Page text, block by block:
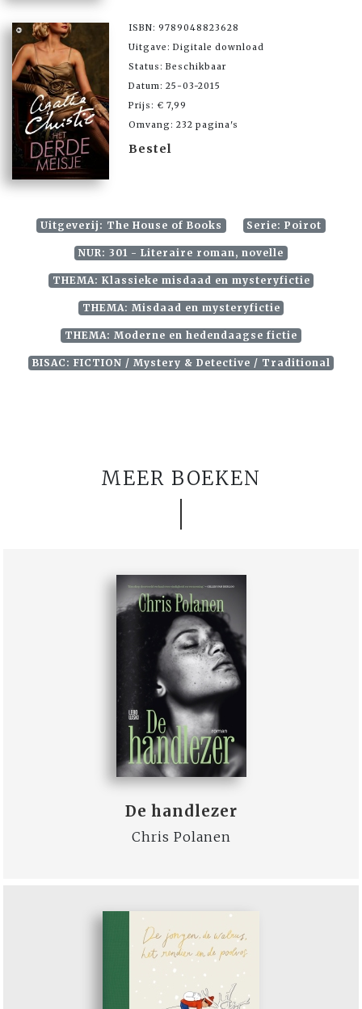
ISBN: 9789048823628
Uitgave: Digitale download
Status: Beschikbaar
Datum: 25-03-2015
Prijs: € 7,99
Omvang: 232 pagina's
Bestel
Uitgeverij: The House of Books Serie: Poirot
NUR: 301 - Literaire roman, novelle
THEMA: Klassieke misdaad en mysteryfictie
THEMA: Misdaad en mysteryfictie
THEMA: Moderne en hedendaagse fictie
BISAC: FICTION / Mystery & Detective / Traditional
MEER BOEKEN
De handlezer
Chris Polanen